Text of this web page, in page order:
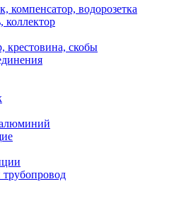
компенсатор, водорозетка
коллектор
крестовина, скобы